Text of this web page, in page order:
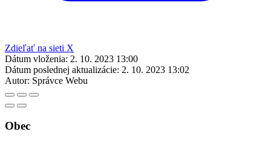
Zdieľať na sieti X
Dátum vloženia: 2. 10. 2023 13:00
Dátum poslednej aktualizácie: 2. 10. 2023 13:02
Autor: Správce Webu
Obec